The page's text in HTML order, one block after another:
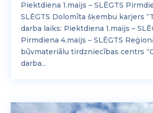
Piektdiena 1.maijs – SLĒGTS
SLĒGTS Dolomīta šķembu karjers
darba laiks: Piektdiena 1.maijs –
Pirmdiena 4.maijs – SLĒGTS
būvmateriālu tirdzniecības centrs
darba...